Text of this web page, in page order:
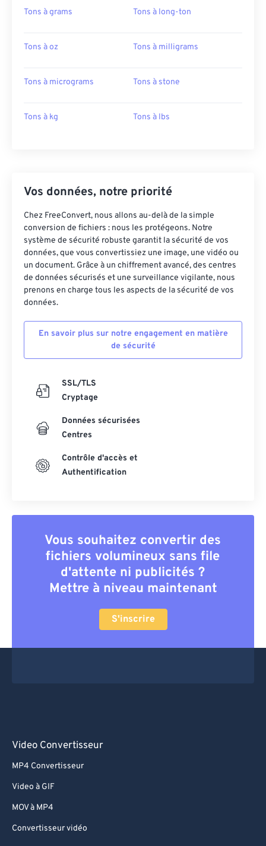
Tons à grams Tons à long-ton
Tons à oz Tons à milligrams
Tons à micrograms Tons à stone
Tons à kg Tons à lbs
Vos données, notre priorité
Chez FreeConvert, nous allons au-delà de la simple
conversion de fichiers : nous les protégeons. Notre
système de sécurité robuste garantit la sécurité de vos
données, que vous convertissiez une image, une vidéo ou
un document. Grâce à un chiffrement avancé, des centres
de données sécurisés et une surveillance vigilante, nous
prenons en charge tous les aspects de la sécurité de vos
données.
En savoir plus sur notre engagement en matière
de sécurité
SSL/TLS
Cryptage
Données sécurisées
Centres
Contrôle d'accès et
Authentification
Vous souhaitez convertir des
fichiers volumineux sans file
d'attente ni publicités ?
Mettre à niveau maintenant
S'inscrire
Video Convertisseur
MP4 Convertisseur
Video à GIF
MOV à MP4
Convertisseur vidéo